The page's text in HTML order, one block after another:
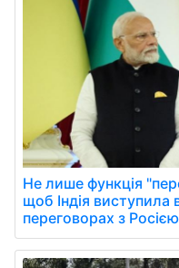
Не лише функція
щоб Індія виступила
переговорах з